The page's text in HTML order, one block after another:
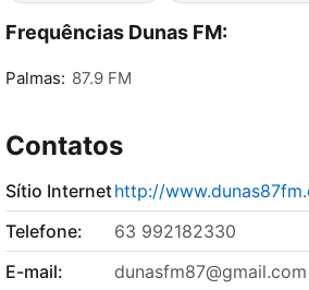
Frequências Dunas FM:
Palmas: 87.9 FM
Contatos
Sítio Internethttp://
Telefone:
63 992182330
E-mail:
dunasfm87@gmail.com